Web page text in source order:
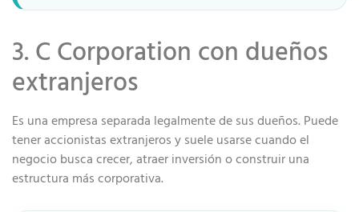
3. C Corporation con dueños
extranjeros
Es una empresa separada legalmente de sus dueños. Puede
tener accionistas extranjeros y suele usarse cuando el
negocio busca crecer, atraer inversión o construir una
estructura más corporativa.